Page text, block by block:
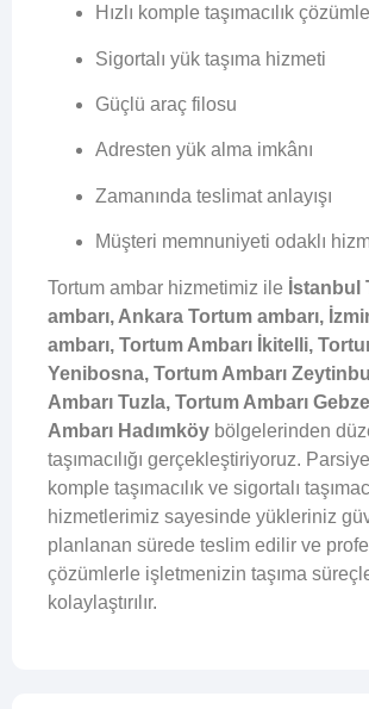
Hızlı komple taşımacılık
Sigortalı yük taşıma hizmeti
Güçlü araç filosu
Adresten yük alma imkânı
Zamanında teslimat anlayışı
Müşteri memnuniyeti odaklı
Tortum ambar hizmetimiz ile İstanbul
ambarı, Ankara Tortum ambarı,
ambarı, Tortum Ambarı İkitelli,
Yenibosna, Tortum Ambarı
Ambarı Tuzla, Tortum Ambarı
Ambarı Hadımköy bölgelerinden
taşımacılığı gerçekleştiriyoruz.
komple taşımacılık ve sigortalı
hizmetlerimiz sayesinde yükleriniz
planlanan sürede teslim edilir ve
çözümlerle işletmenizin taşıma
kolaylaştırılır.